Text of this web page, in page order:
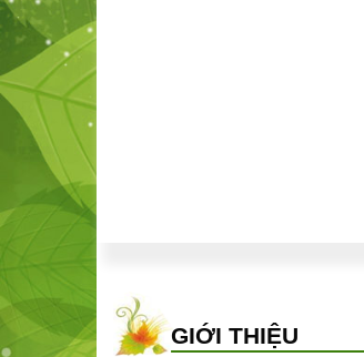
HẠT GIỐNG HOA
Hạt giống Hoa cúc công
25,000
GIỚI THIỆU